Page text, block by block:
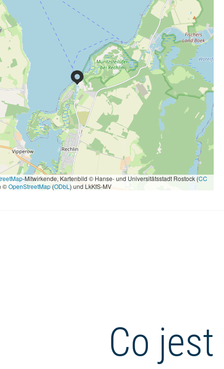
-Mitwirkende, Kartenbild © Hanse- und Universitätsstadt Rostock (CC
©OpenStreetMap(ODbL ) und LkKfS-MV
Co